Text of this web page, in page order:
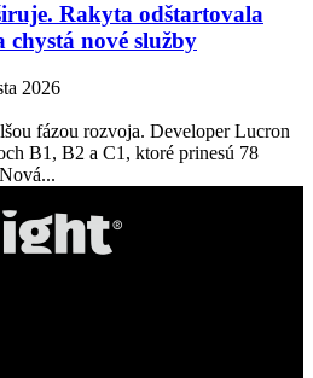
Rakyta odštartovala
nové služby
2026
fázou rozvoja. Developer Lucron
B1, B2 a C1, ktoré prinesú 78